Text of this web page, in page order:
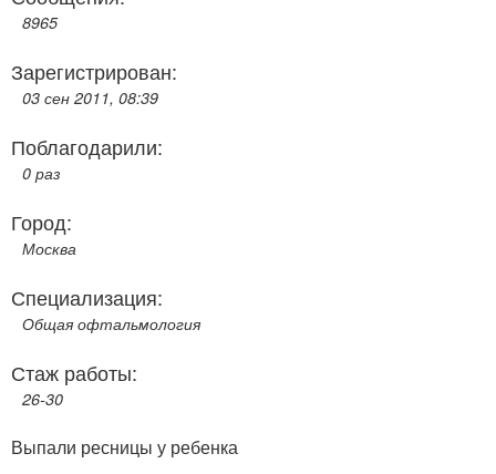
8965
Зарегистрирован:
03 сен 2011, 08:39
Поблагодарили:
0 раз
Город:
Москва
Специализация:
Общая офтальмология
Стаж работы:
26-30
Выпали ресницы у ребенка